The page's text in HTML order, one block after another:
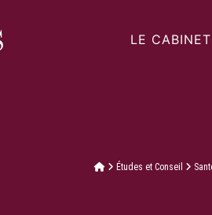
LE CABINET
Études et Conseil